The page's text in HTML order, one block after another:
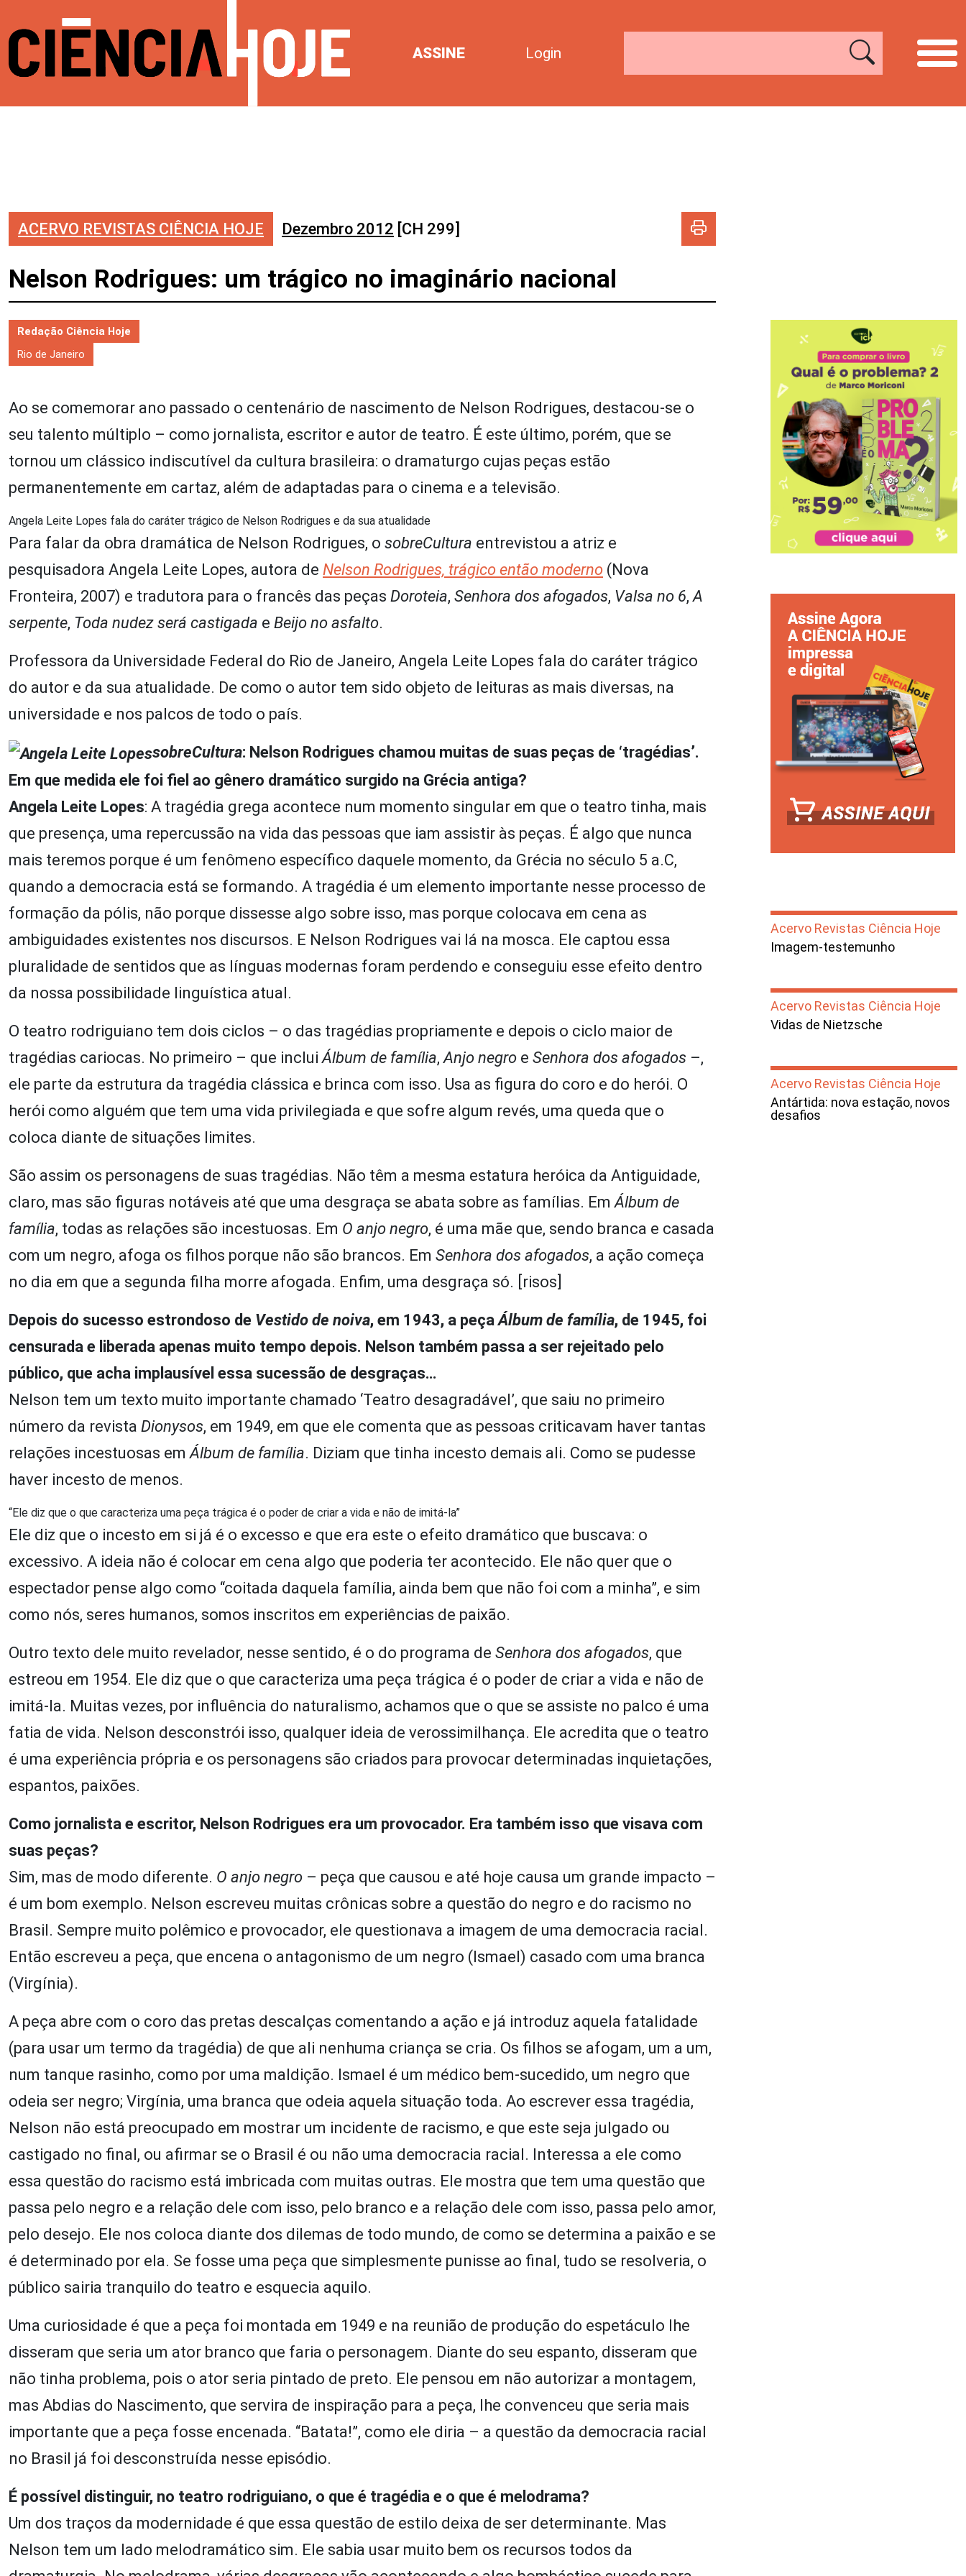
ASSINE Login
ACERVO REVISTAS CIÊNCIA HOJE Dezembro 2012 [CH 299]
Nelson Rodrigues: um trágico no imaginário nacional
Redação Ciência Hoje
Rio de Janeiro
Ao se comemorar ano passado o centenário de nascimento de Nelson Rodrigues, destacou-se o
seu talento múltiplo – como jornalista, escritor e autor de teatro. É este último, porém, que se
tornou um clássico indiscutível da cultura brasileira: o dramaturgo cujas peças estão
permanentemente em cartaz, além de adaptadas para o cinema e a televisão.
Angela Leite Lopes fala do caráter trágico de Nelson Rodrigues e da sua atualidade
Para falar da obra dramática de Nelson Rodrigues, o sobreCultura entrevistou a atriz e
pesquisadora Angela Leite Lopes, autora de Nelson Rodrigues, trágico então moderno (Nova
Fronteira, 2007) e tradutora para o francês das peças Doroteia, Senhora dos afogados, Valsa no 6,A
serpente, Toda nudez será castigada e Beijo no asfalto.
Professora da Universidade Federal do Rio de Janeiro, Angela Leite Lopes fala do caráter trágico
do autor e da sua atualidade. De como o autor tem sido objeto de leituras as mais diversas, na
universidade e nos palcos de todo o país.
sobreCultura: Nelson Rodrigues chamou muitas de suas peças de ‘tragédias’.
Em que medida ele foi fiel ao gênero dramático surgido na Grécia antiga?
Angela Leite Lopes: A tragédia grega acontece num momento singular em que o teatro tinha, mais
que presença, uma repercussão na vida das pessoas que iam assistir às peças. É algo que nunca
mais teremos porque é um fenômeno específico daquele momento, da Grécia no século 5 a.C,
quando a democracia está se formando. A tragédia é um elemento importante nesse processo de
formação da pólis, não porque dissesse algo sobre isso, mas porque colocava em cena as
ambiguidades existentes nos discursos. E Nelson Rodrigues vai lá na mosca. Ele captou essa
pluralidade de sentidos que as línguas modernas foram perdendo e conseguiu esse efeito dentro
da nossa possibilidade linguística atual.
O teatro rodriguiano tem dois ciclos – o das tragédias propriamente e depois o ciclo maior de
tragédias cariocas. No primeiro – que incluiÁlbum de família,Anjo negro e Senhora dos afogados –,
ele parte da estrutura da tragédia clássica e brinca com isso. Usa as figura do coro e do herói. O
herói como alguém que tem uma vida privilegiada e que sofre algum revés, uma queda que o
coloca diante de situações limites.
São assim os personagens de suas tragédias. Não têm a mesma estatura heróica da Antiguidade,
claro, mas são figuras notáveis até que uma desgraça se abata sobre as famílias. EmÁlbum de
família, todas as relações são incestuosas. Em O anjo negro, é uma mãe que, sendo branca e casada
com um negro, afoga os filhos porque não são brancos. Em Senhora dos afogados, a ação começa
no dia em que a segunda filha morre afogada. Enfim, uma desgraça só. [risos]
Depois do sucesso estrondoso de Vestido de noiva, em 1943, a peçaÁlbum de família, de 1945, foi
censurada e liberada apenas muito tempo depois. Nelson também passa a ser rejeitado pelo
público, que acha implausível essa sucessão de desgraças…
Nelson tem um texto muito importante chamado ‘Teatro desagradável’, que saiu no primeiro
número da revista Dionysos, em 1949, em que ele comenta que as pessoas criticavam haver tantas
relações incestuosas emÁlbum de família. Diziam que tinha incesto demais ali. Como se pudesse
haver incesto de menos.
“Ele diz que o que caracteriza uma peça trágica é o poder de criar a vida e não de imitá-la”
Ele diz que o incesto em si já é o excesso e que era este o efeito dramático que buscava: o
excessivo. A ideia não é colocar em cena algo que poderia ter acontecido. Ele não quer que o
espectador pense algo como “coitada daquela família, ainda bem que não foi com a minha”, e sim
como nós, seres humanos, somos inscritos em experiências de paixão.
Outro texto dele muito revelador, nesse sentido, é o do programa de Senhora dos afogados, que
estreou em 1954. Ele diz que o que caracteriza uma peça trágica é o poder de criar a vida e não de
imitá-la. Muitas vezes, por influência do naturalismo, achamos que o que se assiste no palco é uma
fatia de vida. Nelson desconstrói isso, qualquer ideia de verossimilhança. Ele acredita que o teatro
é uma experiência própria e os personagens são criados para provocar determinadas inquietações,
espantos, paixões.
Como jornalista e escritor, Nelson Rodrigues era um provocador. Era também isso que visava com
suas peças?
Sim, mas de modo diferente. O anjo negro – peça que causou e até hoje causa um grande impacto –
é um bom exemplo. Nelson escreveu muitas crônicas sobre a questão do negro e do racismo no
Brasil. Sempre muito polêmico e provocador, ele questionava a imagem de uma democracia racial.
Então escreveu a peça, que encena o antagonismo de um negro (Ismael) casado com uma branca
(Virgínia).
A peça abre com o coro das pretas descalças comentando a ação e já introduz aquela fatalidade
(para usar um termo da tragédia) de que ali nenhuma criança se cria. Os filhos se afogam, um a um,
num tanque rasinho, como por uma maldição. Ismael é um médico bem-sucedido, um negro que
odeia ser negro; Virgínia, uma branca que odeia aquela situação toda. Ao escrever essa tragédia,
Nelson não está preocupado em mostrar um incidente de racismo, e que este seja julgado ou
castigado no final, ou afirmar se o Brasil é ou não uma democracia racial. Interessa a ele como
essa questão do racismo está imbricada com muitas outras. Ele mostra que tem uma questão que
passa pelo negro e a relação dele com isso, pelo branco e a relação dele com isso, passa pelo amor,
pelo desejo. Ele nos coloca diante dos dilemas de todo mundo, de como se determina a paixão e se
é determinado por ela. Se fosse uma peça que simplesmente punisse ao final, tudo se resolveria, o
público sairia tranquilo do teatro e esquecia aquilo.
Uma curiosidade é que a peça foi montada em 1949 e na reunião de produção do espetáculo lhe
disseram que seria um ator branco que faria o personagem. Diante do seu espanto, disseram que
não tinha problema, pois o ator seria pintado de preto. Ele pensou em não autorizar a montagem,
mas Abdias do Nascimento, que servira de inspiração para a peça, lhe convenceu que seria mais
importante que a peça fosse encenada. “Batata!”, como ele diria – a questão da democracia racial
no Brasil já foi desconstruída nesse episódio.
É possível distinguir, no teatro rodriguiano, o que é tragédia e o que é melodrama?
Um dos traços da modernidade é que essa questão de estilo deixa de ser determinante. Mas
Nelson tem um lado melodramático sim. Ele sabia usar muito bem os recursos todos da
Acervo Revistas Ciência Hoje
Imagem-testemunho
Acervo Revistas Ciência Hoje
Vidas de Nietzsche
Acervo Revistas Ciência Hoje
Antártida: nova estação, novos
desafios